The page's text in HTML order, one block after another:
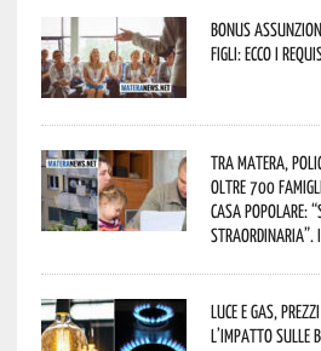
Bonus
figli: ecco i
Tra Matera,
oltre 700
casa popolare:
straordinaria”.
Luce e gas,
l’impatto sulle